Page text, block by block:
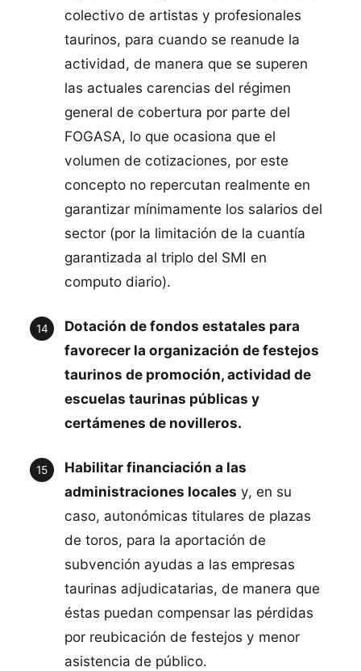
colectivo de artistas y profesionales
taurinos, para cuando se reanude la
actividad, de manera que se superen
las actuales carencias del régimen
general de cobertura por parte del
FOGASA, lo que ocasiona que el
volumen de cotizaciones, por este
concepto no repercutan realmente en
garantizar mínimamente los salarios del
sector (por la limitación de la cuantía
garantizada al triplo del SMI en
computo diario).
Dotación de fondos estatales para
favorecer la organización de festejos
taurinos de promoción, actividad de
escuelas taurinas públicas y
certámenes de novilleros.
Habilitar financiación a las
administraciones locales y, en su
caso, autonómicas titulares de plazas
de toros, para la aportación de
subvención ayudas a las empresas
taurinas adjudicatarias, de manera que
éstas puedan compensar las pérdidas
por reubicación de festejos y menor
asistencia de público.